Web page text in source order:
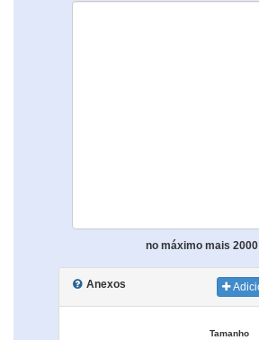
no máximo mais
Anexos
Tamanho